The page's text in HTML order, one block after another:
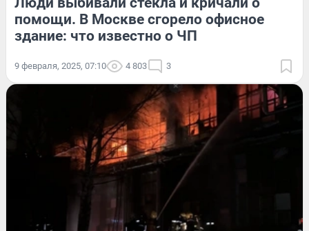
помощи. В Москве сгорело офисное
здание: что известно о ЧП
9 февраля, 2025, 07:10 4 803 3